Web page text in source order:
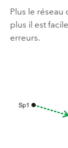
Plus le
plus il est
erreurs.